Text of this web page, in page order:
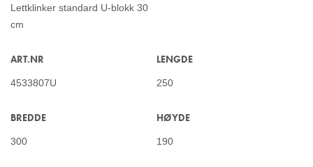
Lettklinker standard U-blokk 30
cm
ART.NR
4533807U
LENGDE
250
BREDDE
300
HØYDE
190